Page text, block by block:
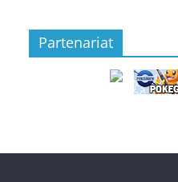
Partenariat